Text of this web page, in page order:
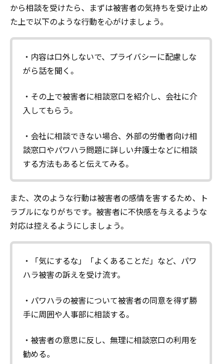
から相談を受けたら、まずは被害者の気持ちを受け止め
た上で以下のような行動を心がけましょう。
・内容は口外しないで、プライバシーに配慮しな
がら話を聞く。
・その上で被害者に相談窓口を紹介し、会社に介
入してもらう。
・会社に相談できない場合、外部の労働者向け相
談窓口やパワハラ問題に詳しい弁護士などに相談
する方法もあると伝えてみる。
また、次のような行動は被害者の感情を害するため、ト
ラブルになりがちです。被害者に不快感を与えるような
対応は控えるようにしましょう。
・「気にするな」「よくあることだ」など、パワ
ハラ被害の訴えを受け流す。
・パワハラの被害について被害者の同意を得ず勝
手に周囲や人事部に相談する。
・被害者の意思に反し、無理に相談窓口の利用を
勧める。